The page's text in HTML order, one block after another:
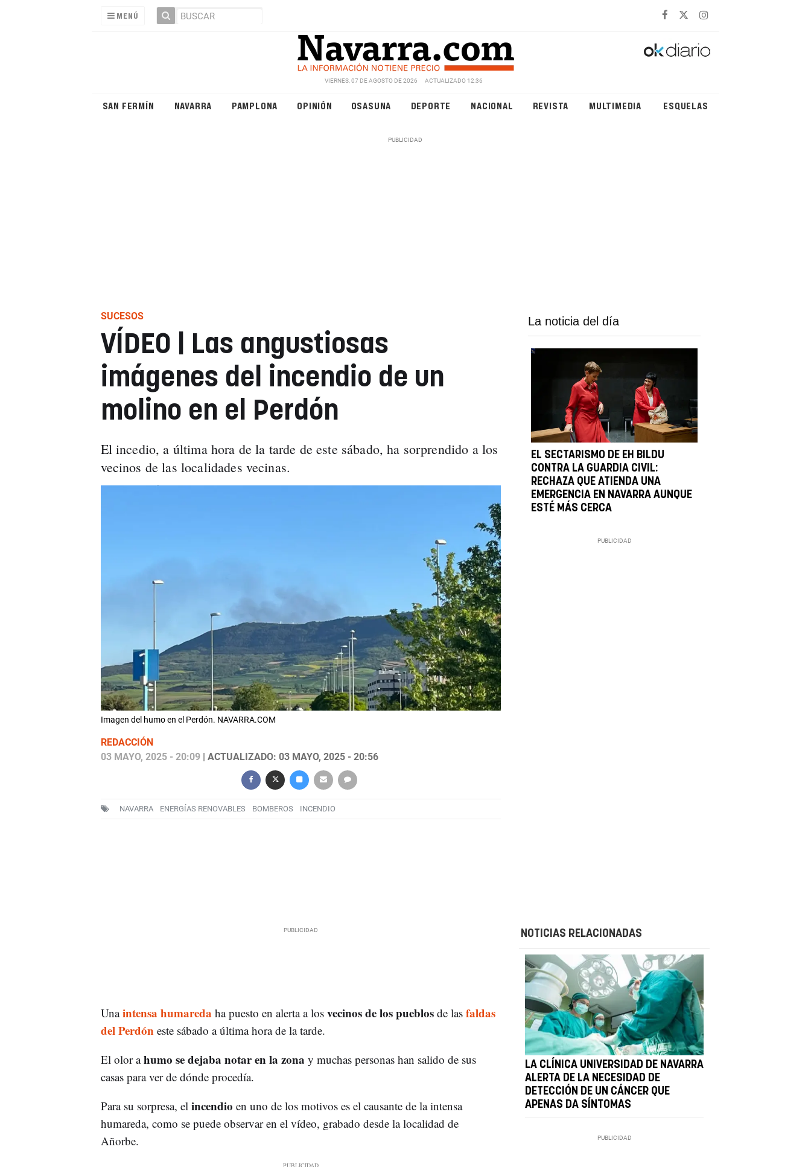
MENÚ
VIERNES, 07 DE AGOSTO DE 2026 ACTUALIZADO 12:36
SAN FERMÍN NAVARRA PAMPLONA OPINIÓN OSASUNA DEPORTE NACIONAL REVISTA MULTIMEDIA ESQUELAS
SUCESOS
VÍDEO | Las angustiosas
imágenes del incendio de un
molino en el Perdón
El incedio, a última hora de la tarde de este sábado, ha sorprendido a los
vecinos de las localidades vecinas.
Imagen del humo en el Perdón. NAVARRA.COM
REDACCIÓN
03 MAYO, 2025 - 20:09| ACTUALIZADO: 03 MAYO, 2025 - 20:56
NAVARRA ENERGÍAS RENOVABLES BOMBEROS INCENDIO
La noticia del día
EL SECTARISMO DE EH BILDU
CONTRA LA GUARDIA CIVIL:
RECHAZA QUE ATIENDA UNA
EMERGENCIA EN NAVARRA AUNQUE
ESTÉ MÁS CERCA
Unaintensa humareda ha puesto en alerta a los vecinos de los pueblosde las faldas
del Perdón este sábado a última hora de la tarde.
El olor ahumo se dejaba notar en la zona y muchas personas han salido de sus
casas para ver de dónde procedía.
Para su sorpresa, el incendio en uno de los motivos es el causante de la intensa
humareda, como se puede observar en el vídeo, grabado desde la localidad de
Añorbe.
NOTICIAS RELACIONADAS
LA CLÍNICA UNIVERSIDAD DE NAVARRA
ALERTA DE LA NECESIDAD DE
DETECCIÓN DE UN CÁNCER QUE
APENAS DA SÍNTOMAS